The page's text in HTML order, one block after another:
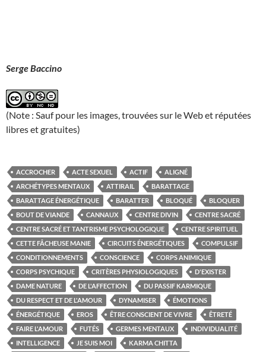
Serge Baccino
(Note : Sauf pour les images, trouvées sur le Web et réputées
libres et gratuites)
ACCROCHER ACTE SEXUEL ACTIF
ALIGNÉ
ARCHÉTYPES MENTAUX
ATTIRAIL
BARATTAGE
BARATTAGE ÉNERGÉTIQUE
BARATTER BLOQUÉ
BLOQUER
BOUT DE VIANDE
CANNAUX CENTRE DIVIN
CENTRE SACRÉ
CENTRE SACRÉ ET TANTRISME PSYCHOLOGIQUE
CENTRE SPIRITUEL
CETTE FÂCHEUSE MANIE
CIRCUITS ÉNERGÉTIQUES
COMPULSIF
CONDITIONNEMENTS
CONSCIENCE
CORPS ANIMIQUE
CORPS PSYCHIQUE
CRITÈRES PHYSIOLOGIQUES
D'EXISTER
DAME NATURE
DE L'AFFECTION
DU PASSIF KARMIQUE
DU RESPECT ET DE L'AMOUR
DYNAMISER
ÉMOTIONS
ÉNERGÉTIQUE
EROS ÊTRE CONSCIENT DE VIVRE
ÊTRETÉ
FAIRE L'AMOUR
FUTÉS GERMES MENTAUX
INDIVIDUALITÉ
INTELLIGENCE
JE SUIS MOI
KARMA CHITTA